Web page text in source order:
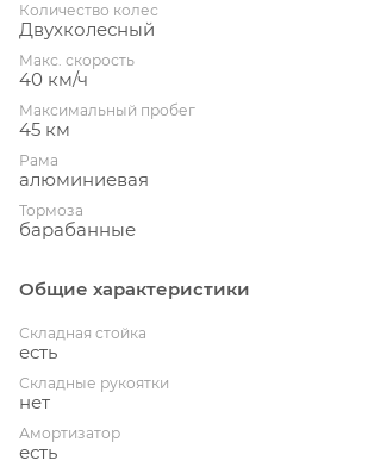
Количество колес
Двухколесный
Макс. скорость
40 км/ч
Максимальный пробег
45 км
Рама
алюминиевая
Тормоза
барабанные
Общие характеристики
Складная стойка
есть
Складные рукоятки
нет
Амортизатор
есть